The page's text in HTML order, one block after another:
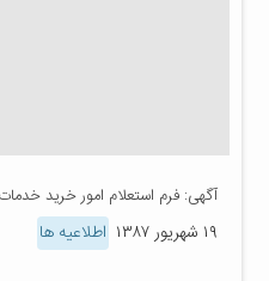
آگهی: فرم استعلام امور خرید
۱۹ شهریور ۱۳۸۷ اطلاعیه ها